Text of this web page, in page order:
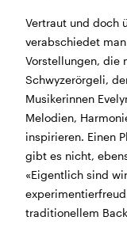
Küche ab 18 bis
Filmstart um 21.30
Mittwoch
CINEMA2.7. bis
BÜHNE2.7. bis
ZMITTAG2.7. bis
BAR+BISTRO
Uhr im
ab dem 10.8.
Vertraut und doch
verabschiedet
Vorstellungen, die
Schwyzerörgeli,
Musikerinnen
Melodien,
inspirieren. Einen
gibt es nicht,
«Eigentlich sind
traditionellem